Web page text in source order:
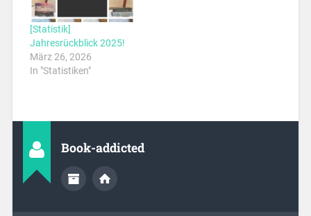
[Statistik]
Jahresrückblick 2025!
März 26, 2026
In "Statistiken"
Book-addicted